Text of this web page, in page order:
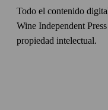
Todo el contenido
Wine Independent
propiedad intelectual.